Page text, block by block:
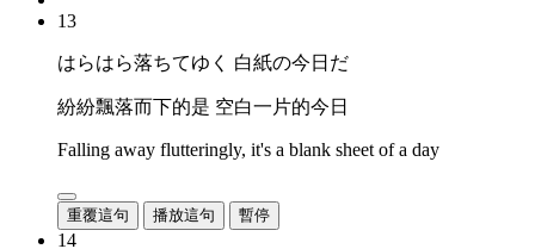
13
はらはら落ちてゆく 白紙の今日だ
紛紛飄落而下的是 空白一片的今日
Falling away flutteringly, it's a blank sheet of a day
重覆這句 播放這句 暫停
14